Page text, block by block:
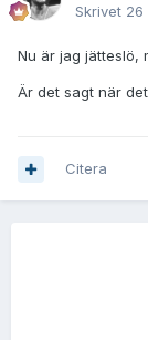
Skrivet 26
Nu är jag jätteslö,
Är det sagt när
Citera